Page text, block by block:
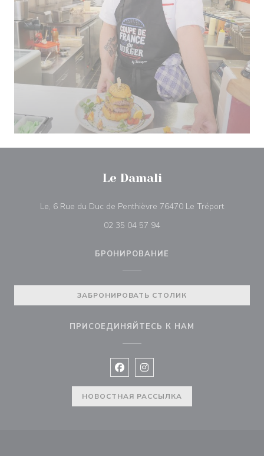
Le Damali
Le, 6 Rue du Duc de Penthièvre 76470 Le Tréport
02 35 04 57 94
БРОНИРОВАНИЕ
ЗАБРОНИРОВАТЬ СТОЛИК
ПРИСОЕДИНЯЙТЕСЬ К НАМ
Facebook ((открывается в новом
Instagram ((открывается в
НОВОСТНАЯ РАССЫЛКА